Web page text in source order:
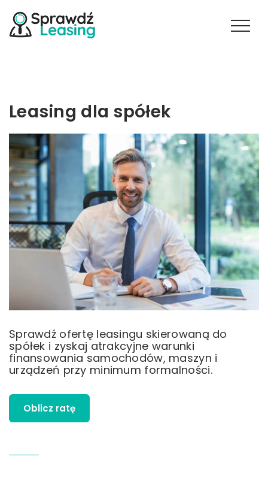
Leasing dla spółek
Sprawdź ofertę leasingu skierowaną do
spółek i zyskaj atrakcyjne warunki
finansowania samochodów, maszyn i
urządzeń przy minimum formalności.
Oblicz ratę